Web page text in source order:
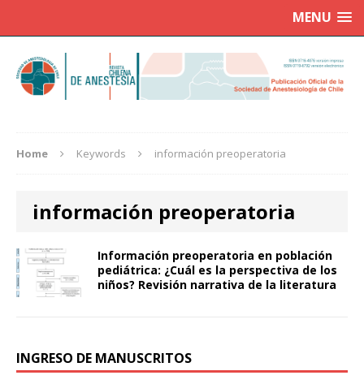
MENU
Home Keywords información preoperatoria
información preoperatoria
Información preoperatoria en población
pediátrica: ¿Cuál es la perspectiva de los
niños? Revisión narrativa de la literatura
INGRESO DE MANUSCRITOS